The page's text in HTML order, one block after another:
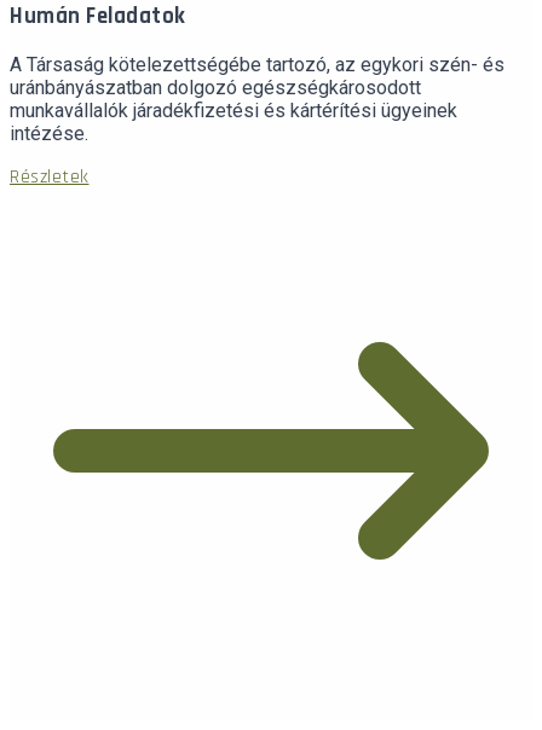
Humán Feladatok
A Társaság kötelezettségébe tartozó, az egykori szén- és
uránbányászatban dolgozó egészségkárosodott
munkavállalók járadékfizetési és kártérítési ügyeinek
intézése.
Részletek